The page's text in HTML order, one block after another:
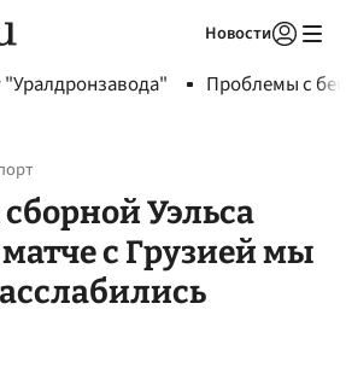
Новости
Проблемы с
Уэльса
с Грузией мы